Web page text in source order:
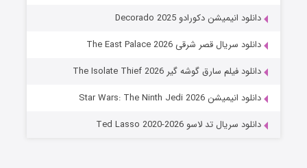
جادوگری در مغولستان
قسمت14 (زیرنویس) منتشر شد
دانلود انیمیشن دکورادو Decorado 2025
دانلود سریال قصر شرقی The East Palace 2026
دانلود فیلم سارق گوشه گیر The Isolate Thief 2026
دانلود انیمیشن Star Wars: The Ninth Jedi 2026
دانلود سریال تد لاسو Ted Lasso 2020-2026